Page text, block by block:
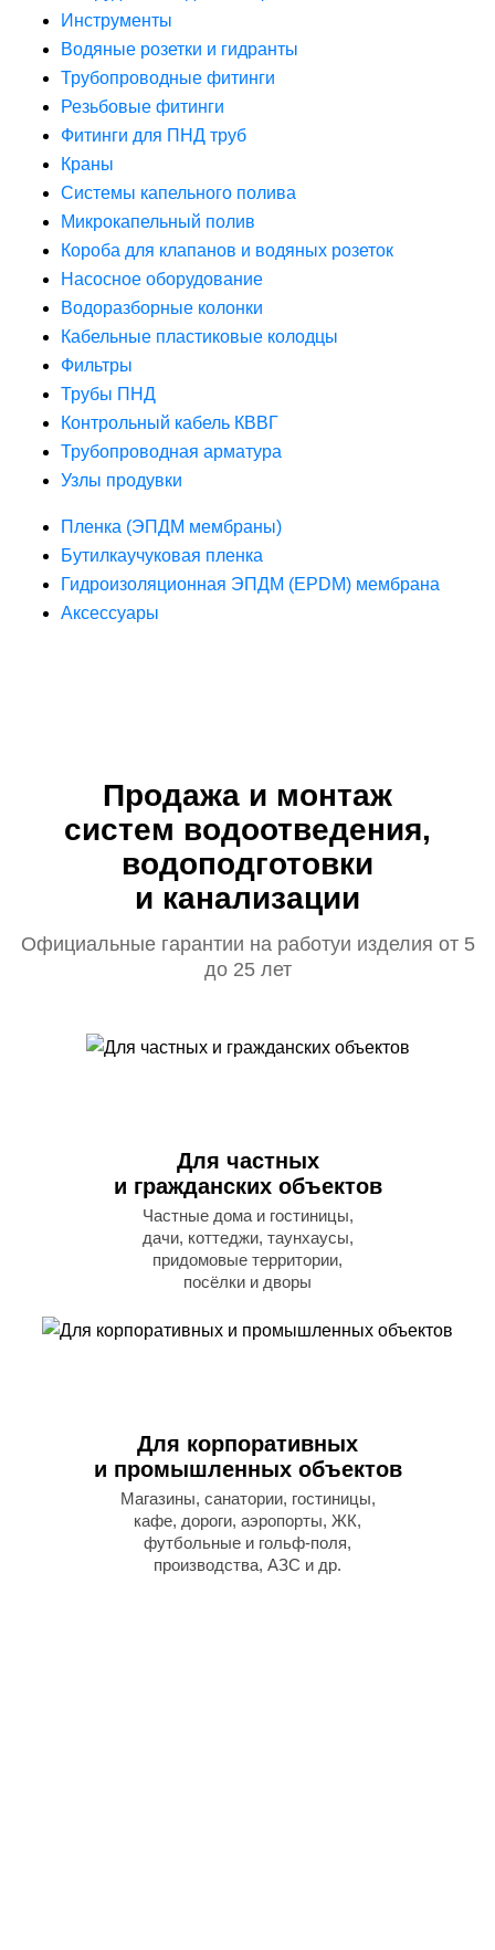
Инструменты
Водяные розетки и гидранты
Трубопроводные фитинги
Резьбовые фитинги
Фитинги для ПНД труб
Краны
Системы капельного полива
Микрокапельный полив
Короба для клапанов и водяных розеток
Насосное оборудование
Водоразборные колонки
Кабельные пластиковые колодцы
Фильтры
Трубы ПНД
Контрольный кабель КВВГ
Трубопроводная арматура
Узлы продувки
Пленка (ЭПДМ мембраны)
Бутилкаучуковая пленка
Гидроизоляционная ЭПДМ (EPDM) мембрана
Аксессуары
Продажа и монтаж
систем водоотведения,
водоподготовки
и канализации
Официальные гарантии на работуи изделия от 5
до 25 лет
Для частных
и гражданских объектов
Частные дома и гостиницы,
дачи, коттеджи, таунхаусы,
придомовые территории,
посёлки и дворы
Для корпоративных
и промышленных объектов
Магазины, санатории, гостиницы,
кафе, дороги, аэропорты, ЖК,
футбольные и гольф-поля,
производства, АЗС и др.